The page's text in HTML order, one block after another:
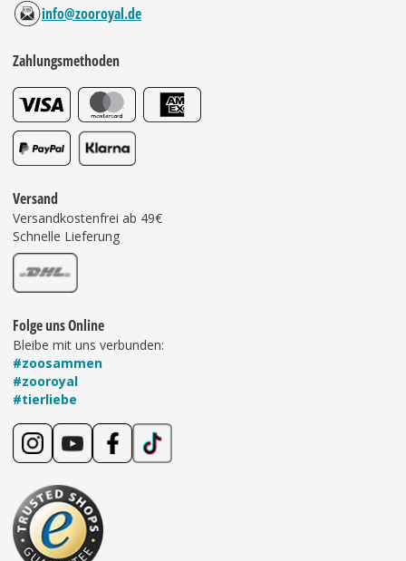
info@zooroyal.de
Zahlungsmethoden
Versand
Versandkostenfrei ab 49€
Schnelle Lieferung
Folge uns Online
Bleibe mit uns verbunden:
#zoosammen
#zooroyal
#tierliebe